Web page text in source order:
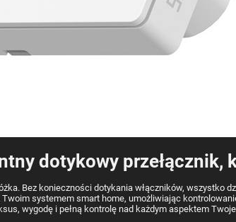
dotykowy przełącznik,
Bez konieczności dotykania włączników, wszystko
systemem smart home, umożliwiając
wygodę i pełną kontrolę nad każdym aspektem